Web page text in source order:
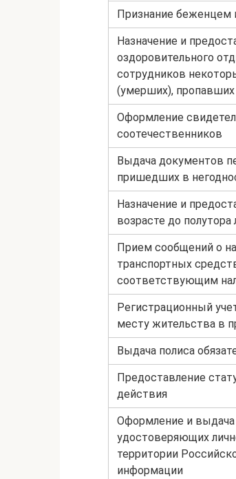
Признание беженцем
Назначение и
оздоровительного
сотрудников
(умерших), пропавших
Оформление
соотечественников
Выдача документов
пришедших в
Назначение и
возрасте до полутора
Прием сообщений о
транспортных
соответствующим
Регистрационный
месту жительства в
Выдача полиса
Предоставление
действия
Оформление и выдача
удостоверяющих
территории
информации